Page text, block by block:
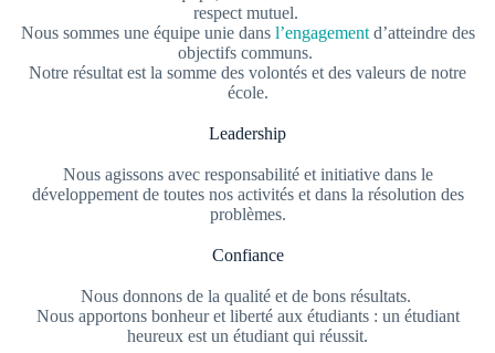
respect mutuel.
Nous sommes une équipe unie dans l’engagementd’atteindre des
objectifs communs.
Notre résultat est la somme des volontés et des valeurs de notre
école.
Leadership
Nous agissons avec responsabilité et initiative dans le
développement de toutes nos activités et dans la résolution des
problèmes.
Confiance
Nous donnons de la qualité et de bons résultats.
Nous apportons bonheur et liberté aux étudiants : un étudiant
heureux est un étudiant qui réussit.